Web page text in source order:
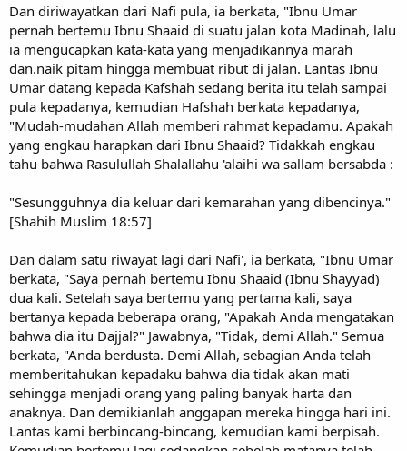
Dan diriwayatkan dari Nafi pula, ia berkata, "Ibnu Umar
pernah bertemu Ibnu Shaaid di suatu jalan kota Madinah, lalu
ia mengucapkan kata-kata yang menjadikannya marah
dan.naik pitam hingga membuat ribut di jalan. Lantas Ibnu
Umar datang kepada Kafshah sedang berita itu telah sampai
pula kepadanya, kemudian Hafshah berkata kepadanya,
"Mudah-mudahan Allah memberi rahmat kepadamu. Apakah
yang engkau harapkan dari Ibnu Shaaid? Tidakkah engkau
tahu bahwa Rasulullah Shalallahu 'alaihi wa sallam bersabda :
"Sesungguhnya dia keluar dari kemarahan yang dibencinya."
[Shahih Muslim 18:57]
Dan dalam satu riwayat lagi dari Nafi', ia berkata, "Ibnu Umar
berkata, "Saya pernah bertemu Ibnu Shaaid (Ibnu Shayyad)
dua kali. Setelah saya bertemu yang pertama kali, saya
bertanya kepada beberapa orang, "Apakah Anda mengatakan
bahwa dia itu Dajjal?" Jawabnya, "Tidak, demi Allah." Semua
berkata, "Anda berdusta. Demi Allah, sebagian Anda telah
memberitahukan kepadaku bahwa dia tidak akan mati
sehingga menjadi orang yang paling banyak harta dan
anaknya. Dan demikianlah anggapan mereka hingga hari ini.
Lantas kami berbincang-bincang, kemudian kami berpisah.